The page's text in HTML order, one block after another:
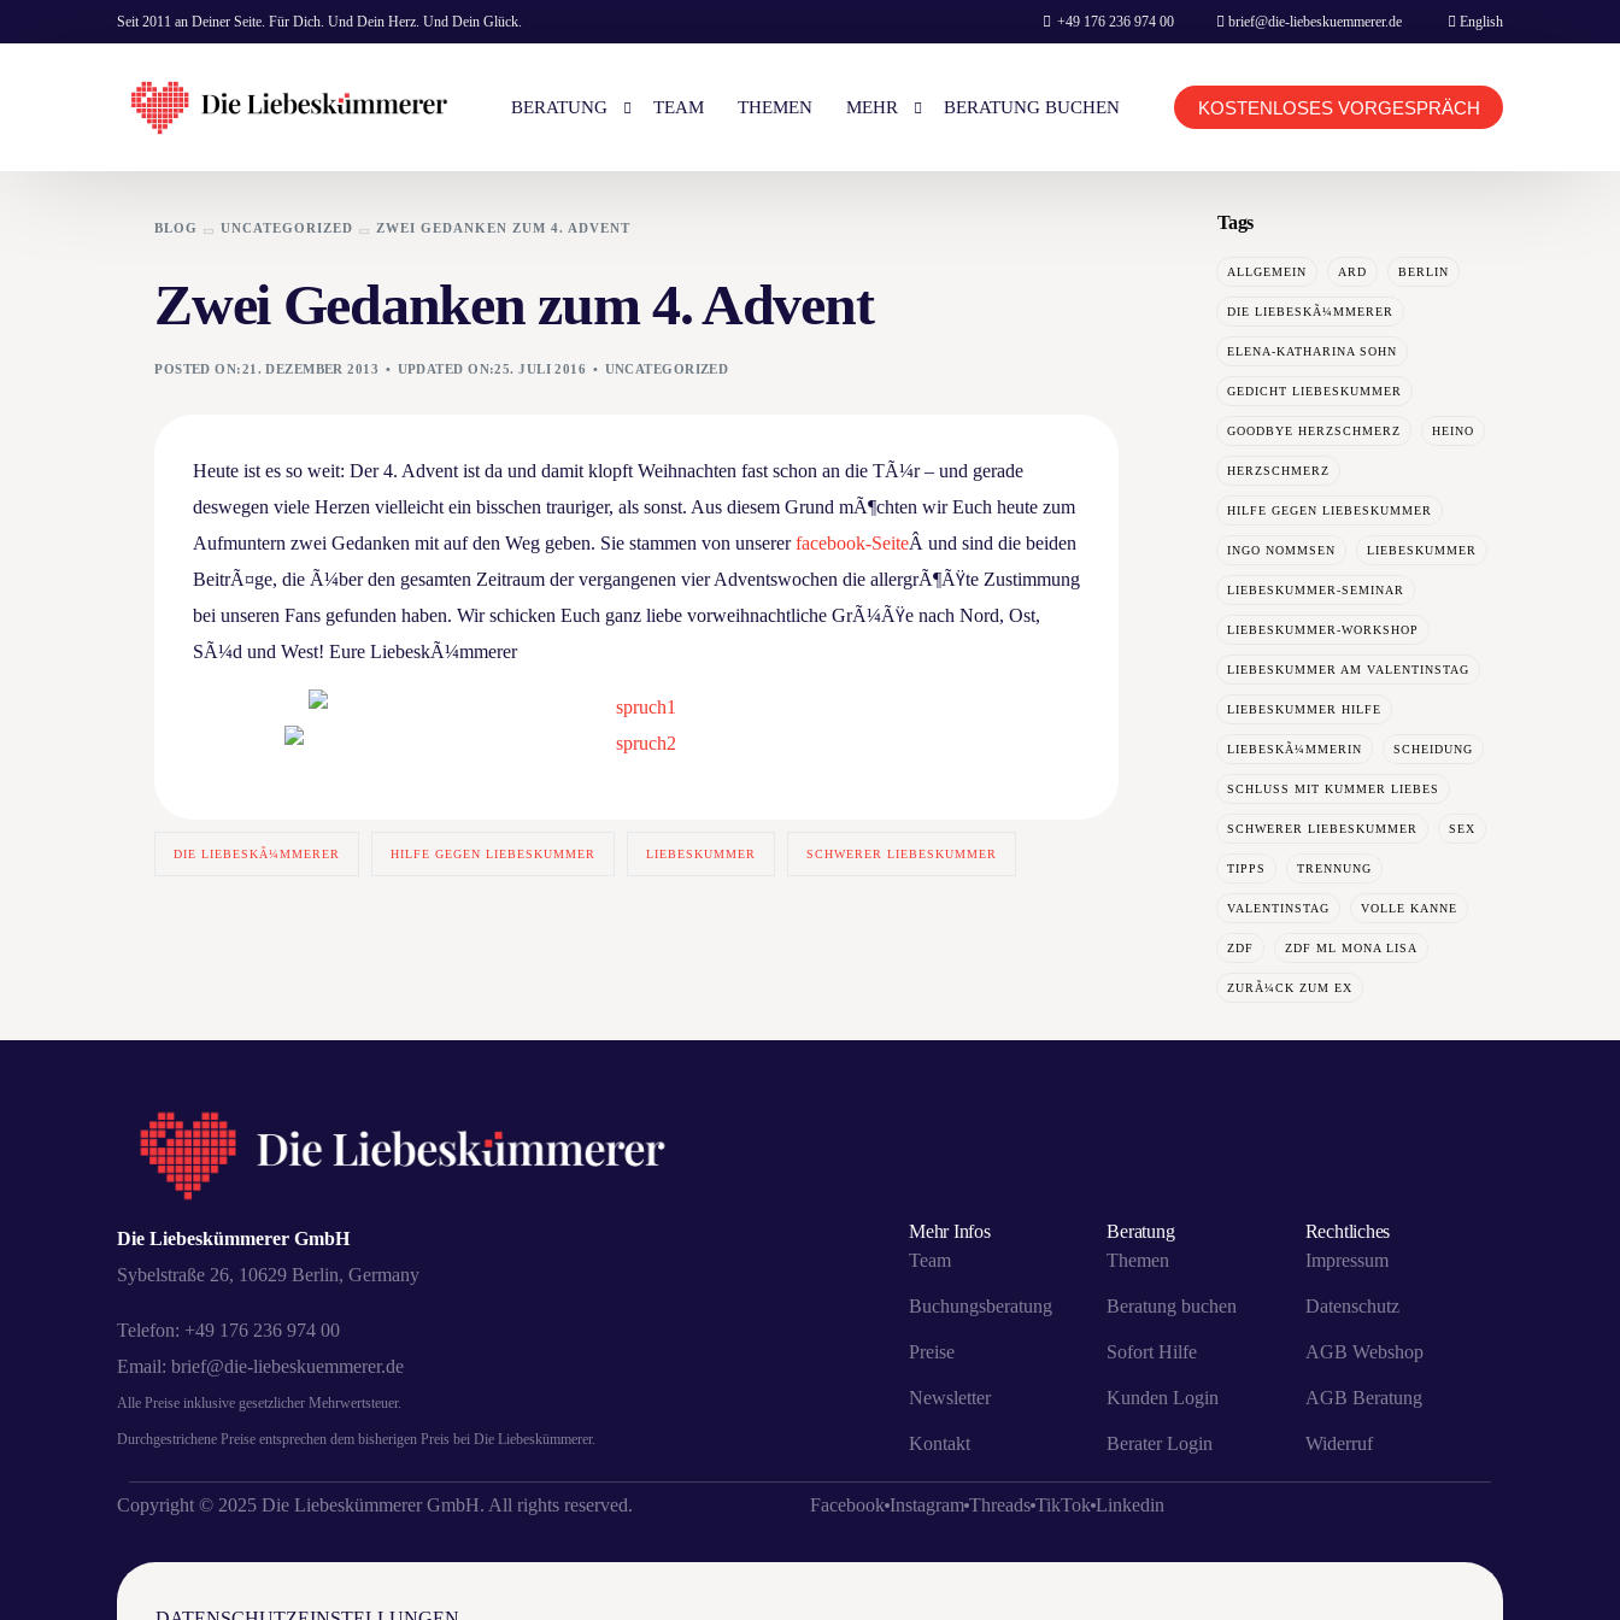
Seit 2011 an Deiner Seite. Für Dich. Und Dein Herz. Und Dein Glück. +49 176 236 974 00 brief@die-liebeskuemmerer.de English
BERATUNG
EINZEL- & PAAR-BERATUNG
PREISE
BERATUNG BUCHEN
TEAM THEMEN MEHR
BERATER LOGIN TERMINBUCHUNG
UNSERE BÜCHER
HOME
BOOKING & CONTACT
BERATUNG BUCHEN KOSTENLOSES VORGESPRÄCH
BLOG UNCATEGORIZED ZWEI GEDANKEN ZUM 4. ADVENT
Zwei Gedanken zum 4. Advent
POSTED ON:21. DEZEMBER 2013 UPDATED ON:25. JULI 2016 UNCATEGORIZED
Heute ist es so weit: Der 4. Advent ist da und damit klopft Weihnachten fast schon an die TÃ¼r – und gerade
deswegen viele Herzen vielleicht ein bisschen trauriger, als sonst. Aus diesem Grund mÃ¶chten wir Euch heute zum
Aufmuntern zwei Gedanken mit auf den Weg geben. Sie stammen von unsererfacebook-SeiteÂ und sind die beiden
BeitrÃ¤ge, die Ã¼ber den gesamten Zeitraum der vergangenen vier Adventswochen die allergrÃ¶ÃŸte Zustimmung
bei unseren Fans gefunden haben. Wir schicken Euch ganz liebe vorweihnachtliche GrÃ¼ÃŸe nach Nord, Ost,
SÃ¼d und West! Eure LiebeskÃ¼mmerer
DIE LIEBESKÃ¼MMERER HILFE GEGEN LIEBESKUMMER LIEBESKUMMER SCHWERER LIEBESKUMMER
Tags
ALLGEMEIN ARD BERLIN
DIE LIEBESKÃ¼MMERER
ELENA-KATHARINA SOHN
GEDICHT LIEBESKUMMER
GOODBYE HERZSCHMERZ HEINO
HERZSCHMERZ
HILFE GEGEN LIEBESKUMMER
INGO NOMMSEN LIEBESKUMMER
LIEBESKUMMER-SEMINAR
LIEBESKUMMER-WORKSHOP
LIEBESKUMMER AM VALENTINSTAG
LIEBESKUMMER HILFE
LIEBESKÃ¼MMERIN SCHEIDUNG
SCHLUSS MIT KUMMER LIEBES
SCHWERER LIEBESKUMMER SEX
TIPPS TRENNUNG
VALENTINSTAG VOLLE KANNE
ZDF ZDF ML MONA LISA
ZURÃ¼CK ZUM EX
Die Liebeskümmerer GmbH
Sybelstraße 26, 10629 Berlin, Germany
Telefon: +49 176 236 974 00
Email: brief@die-liebeskuemmerer.de
Alle Preise inklusive gesetzlicher Mehrwertsteuer.
Durchgestrichene Preise entsprechen dem bisherigen Preis bei Die Liebeskümmerer.
Mehr Infos
Team
Buchungsberatung
Preise
Newsletter
Kontakt
Beratung
Themen
Beratung buchen
Sofort Hilfe
Kunden Login
Berater Login
Rechtliches
Impressum
Datenschutz
AGB Webshop
AGB Beratung
Widerruf
Copyright © 2025 Die Liebeskümmerer GmbH. All rights reserved. Facebook Instagram Threads TikTok Linkedin